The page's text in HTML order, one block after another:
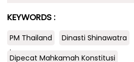
KEYWORDS :
PM Thailand
Dinasti Shinawatra
.
Dipecat Mahkamah Konstitusi